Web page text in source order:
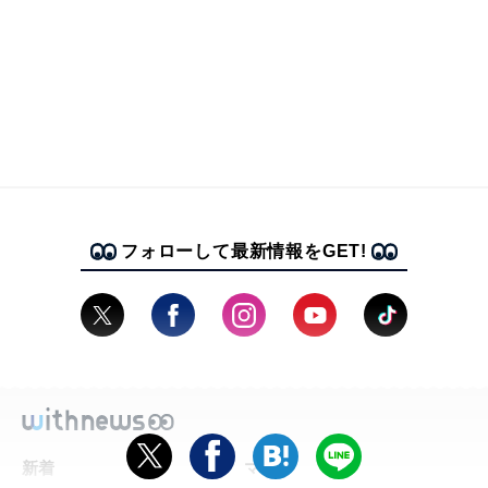
フォローして最新情報をGET!
新着 マンガ